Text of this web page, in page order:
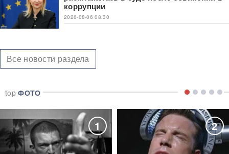
коррупции
2026-08-06 08:30
Все новости раздела
topФОТО
1 2